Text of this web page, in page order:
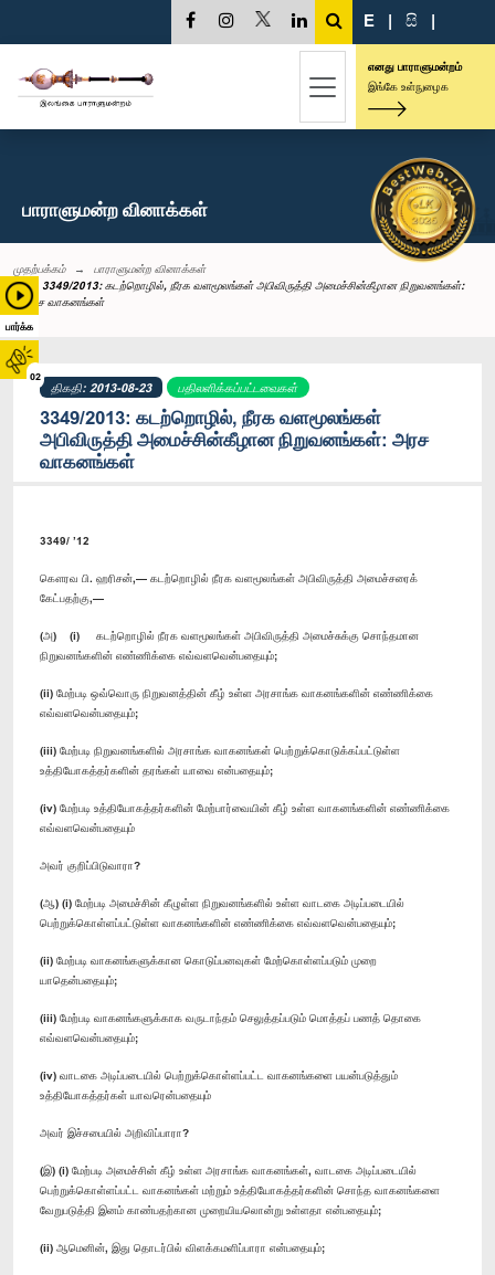
பார்க்க
02
E | සි |
எனது பாராளுமன்றம்
இங்கே உள்நுழைக
பாராளுமன்ற வினாக்கள்
முதற்பக்கம்
பாராளுமன்ற வினாக்கள்
3349/2013: கடற்றொழில், நீரக வளமூலங்கள் அபிவிருத்தி அமைச்சின்கீழான நிறுவனங்கள்:
அரச வாகனங்கள்
திகதி: 2013-08-23 பதிலளிக்கப்பட்டவைகள்
3349/2013: கடற்றொழில், நீரக வளமூலங்கள்
அபிவிருத்தி அமைச்சின்கீழான நிறுவனங்கள்: அரச
வாகனங்கள்
3349/ ’12
கௌரவ பி. ஹரிசன்,— கடற்றொழில் நீரக வளமூலங்கள் அபிவிருத்தி அமைச்சரைக்
கேட்பதற்கு,—
(அ) (i) கடற்றொழில் நீரக வளமூலங்கள் அபிவிருத்தி அமைச்சுக்கு சொந்தமான
நிறுவனங்களின் எண்ணிக்கை எவ்வளவென்பதையும்;
(ii) மேற்படி ஒவ்வொரு நிறுவனத்தின் கீழ் உள்ள அரசாங்க வாகனங்களின் எண்ணிக்கை
எவ்வளவென்பதையும்;
(iii) மேற்படி நிறுவனங்களில் அரசாங்க வாகனங்கள் பெற்றுக்கொடுக்கப்பட்டுள்ள
உத்தியோகத்தர்களின் தரங்கள் யாவை என்பதையும்;
(iv) மேற்படி உத்தியோகத்தர்களின் மேற்பார்வையின் கீழ் உள்ள வாகனங்களின் எண்ணிக்கை
எவ்வளவென்பதையும்
அவர் குறிப்பிடுவாரா?
(ஆ) (i) மேற்படி அமைச்சின் கீழுள்ள நிறுவனங்களில் உள்ள வாடகை அடிப்படையில்
பெற்றுக்கொள்ளப்பட்டுள்ள வாகனங்களின் எண்ணிக்கை எவ்வளவென்பதையும்;
(ii) மேற்படி வாகனங்களுக்கான கொடுப்பனவுகள் மேற்கொள்ளப்படும் முறை
யாதென்பதையும்;
(iii) மேற்படி வாகனங்களுக்காக வருடாந்தம் செலுத்தப்படும் மொத்தப் பணத் தொகை
எவ்வளவென்பதையும்;
(iv) வாடகை அடிப்படையில் பெற்றுக்கொள்ளப்பட்ட வாகனங்களை பயன்படுத்தும்
உத்தியோகத்தர்கள் யாவரென்பதையும்
அவர் இச்சபையில் அறிவிப்பாரா?
(இ) (i) மேற்படி அமைச்சின் கீழ் உள்ள அரசாங்க வாகனங்கள், வாடகை அடிப்படையில்
பெற்றுக்கொள்ளப்பட்ட வாகனங்கள் மற்றும் உத்தியோகத்தர்களின் சொந்த வாகனங்களை
வேறுபடுத்தி இனம் காண்பதற்கான முறையியலொன்று உள்ளதா என்பதையும்;
(ii) ஆமெனின், இது தொடர்பில் விளக்கமளிப்பாரா என்பதையும்;